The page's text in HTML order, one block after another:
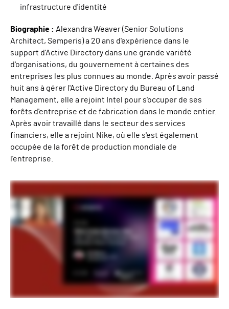
infrastructure d'identité
Biographie : Alexandra Weaver (Senior Solutions
Architect, Semperis) a 20 ans d'expérience dans le
support d'Active Directory dans une grande variété
d'organisations, du gouvernement à certaines des
entreprises les plus connues au monde. Après avoir passé
huit ans à gérer l'Active Directory du Bureau of Land
Management, elle a rejoint Intel pour s'occuper de ses
forêts d'entreprise et de fabrication dans le monde entier.
Après avoir travaillé dans le secteur des services
financiers, elle a rejoint Nike, où elle s'est également
occupée de la forêt de production mondiale de
l'entreprise.